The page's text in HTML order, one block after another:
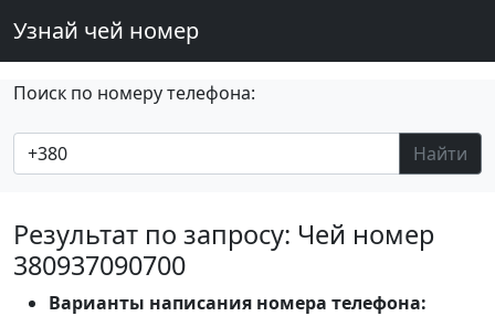
Узнай чей номер
Поиск по номеру телефона:
Найти
Результат по запросу: Чей номер
380937090700
Варианты написания номера телефона: